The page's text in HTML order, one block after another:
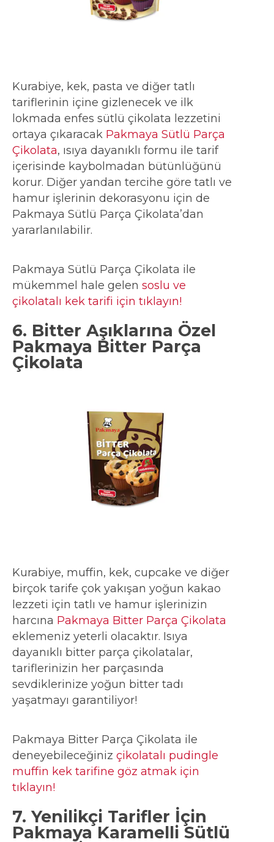
Kurabiye, kek, pasta ve diğer tatlı
tariflerinin içine gizlenecek ve ilk
lokmada enfes sütlü çikolata lezzetini
ortaya çıkaracak Pakmaya Sütlü Parça
Çikolata, ısıya dayanıklı formu ile tarif
içerisinde kaybolmadan bütünlüğünü
korur. Diğer yandan tercihe göre tatlı ve
hamur işlerinin dekorasyonu için de
Pakmaya Sütlü Parça Çikolata’dan
yararlanılabilir.
Pakmaya Sütlü Parça Çikolata ile
mükemmel hale gelen soslu ve
çikolatalı kek tarifi için tıklayın!
6. Bitter Aşıklarına Özel
Pakmaya Bitter Parça
Çikolata
Kurabiye, muffin, kek, cupcake ve diğer
birçok tarife çok yakışan yoğun kakao
lezzeti için tatlı ve hamur işlerinizin
harcına Pakmaya Bitter Parça Çikolata
eklemeniz yeterli olacaktır. Isıya
dayanıklı bitter parça çikolatalar,
tariflerinizin her parçasında
sevdiklerinize yoğun bitter tadı
yaşatmayı garantiliyor!
Pakmaya Bitter Parça Çikolata ile
deneyebileceğiniz çikolatalı pudingle
muffin kek tarifine göz atmak için
tıklayın!
7. Yenilikçi Tarifler İçin
Pakmaya Karamelli Sütlü